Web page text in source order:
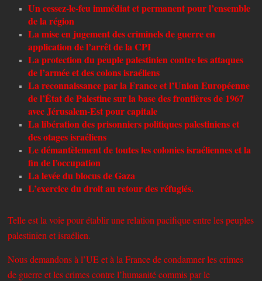
Un cessez-le-feu immédiat et permanent pour l’ensemble
de la région
La mise en jugement des criminels de guerre en
application de l’arrêt de la CPI
La protection du peuple palestinien contre les attaques
de l’armée et des colons israéliens
La reconnaissance par la France et l’Union Européenne
de l’État de Palestine sur la base des frontières de 1967
avec Jérusalem-Est pour capitale
La libération des prisonniers politiques palestiniens et
des otages israéliens
Le démantèlement de toutes les colonies israéliennes et la
fin de l’occupation
La levée du blocus de Gaza
L’exercice du droit au retour des réfugiés.
Telle est la voie pour établir une relation pacifique entre les peuples
palestinien et israélien.
Nous demandons à l’UE et à la France de condamner les crimes
de guerre et les crimes contre l’humanité commis par le